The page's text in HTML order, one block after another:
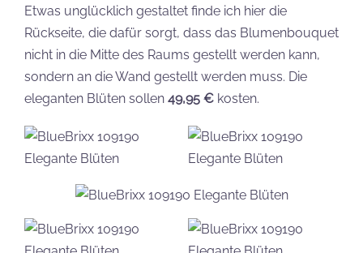
Etwas unglücklich gestaltet finde ich hier die
Rückseite, die dafür sorgt, dass das Blumenbouquet
nicht in die Mitte des Raums gestellt werden kann,
sondern an die Wand gestellt werden muss. Die
eleganten Blüten sollen 49,95 € kosten.